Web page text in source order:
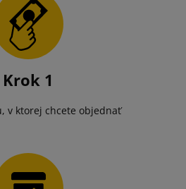
Krok 1
v ktorej chcete objednať